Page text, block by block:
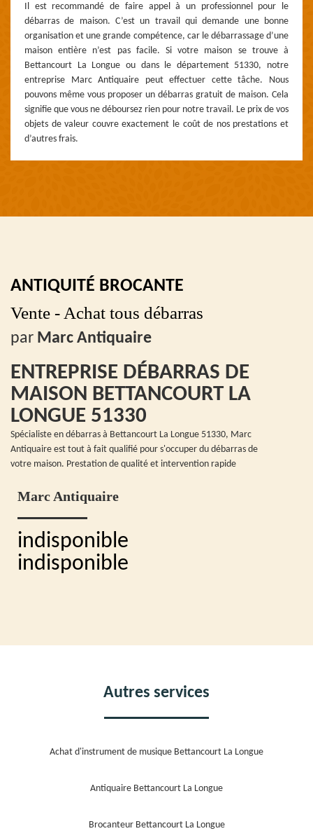
Il est recommandé de faire appel à un professionnel pour le
débarras de maison. C’est un travail qui demande une bonne
organisation et une grande compétence, car le débarrassage d’une
maison entière n’est pas facile. Si votre maison se trouve à
Bettancourt La Longue ou dans le département 51330, notre
entreprise Marc Antiquaire peut effectuer cette tâche. Nous
pouvons même vous proposer un débarras gratuit de maison. Cela
signifie que vous ne déboursez rien pour notre travail. Le prix de vos
objets de valeur couvre exactement le coût de nos prestations et
d’autres frais.
ANTIQUITÉ BROCANTE
Vente - Achat tous débarras
par Marc Antiquaire
ENTREPRISE DÉBARRAS DE
MAISON BETTANCOURT LA
LONGUE 51330
Spécialiste en débarras à Bettancourt La Longue 51330, Marc
Antiquaire est tout à fait qualifié pour s'occuper du débarras de
votre maison. Prestation de qualité et intervention rapide
Marc Antiquaire
indisponible
indisponible
Autres services
Achat d'instrument de musique Bettancourt La Longue
Antiquaire Bettancourt La Longue
Brocanteur Bettancourt La Longue